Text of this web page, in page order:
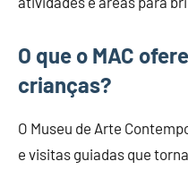
O que o MAC
crianças?
O Museu de Arte
e visitas guiadas que